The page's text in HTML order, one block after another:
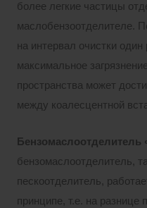
более легкие частицы
маслобензоотделителе.
на интервал очистки
максимальное
пространства может
между коалесцентной
Бензомаслоотделитель
бензомаслоотделитель,
пескоотделитель,
принципе, т.е. на разнице